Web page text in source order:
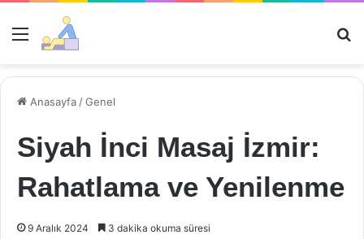
Menü
Anasayfa /Genel
Siyah İnci Masaj İzmir:
Rahatlama ve Yenilenme
9 Aralık 2024 3 dakika okuma süresi